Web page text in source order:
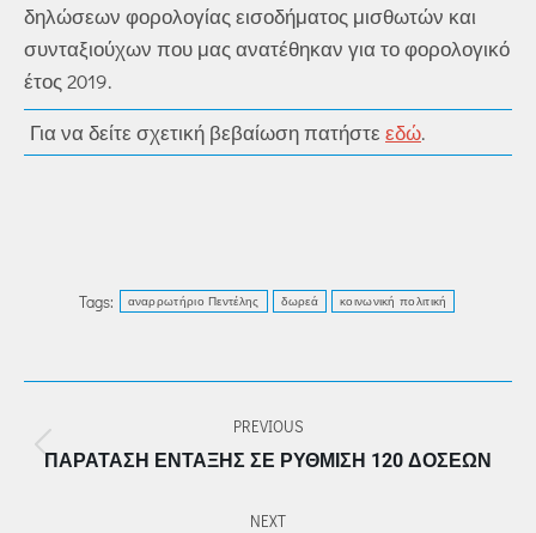
δηλώσεων φορολογίας εισοδήματος μισθωτών και
συνταξιούχων που μας ανατέθηκαν για το φορολογικό
έτος 2019.
Για να δείτε σχετική βεβαίωση πατήστε εδώ.
Tags: αναρρωτήριο Πεντέλης δωρεά κοινωνική πολιτική
NAVIGATION
PREVIOUS
Previous
ΠΑΡΆΤΑΣΗ ΈΝΤΑΞΗΣ ΣΕ ΡΎΘΜΙΣΗ 120 ΔΌΣΕΩΝ
NEXT